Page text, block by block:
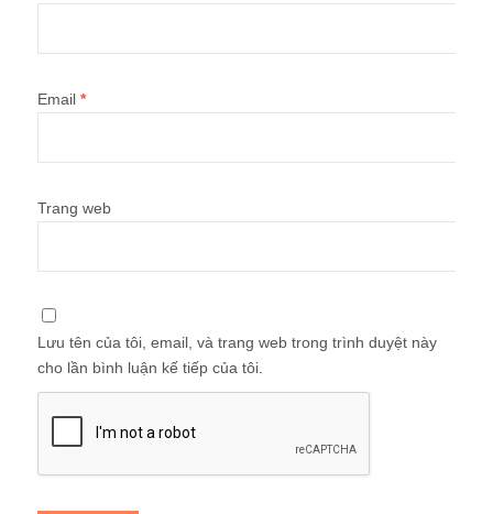
Email *
Trang web
Lưu tên của tôi, email, và trang web trong trình duyệt này
cho lần bình luận kế tiếp của tôi.